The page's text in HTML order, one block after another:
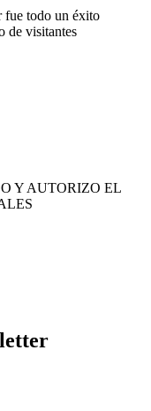
fue todo un éxito
de visitantes
Y AUTORIZO EL